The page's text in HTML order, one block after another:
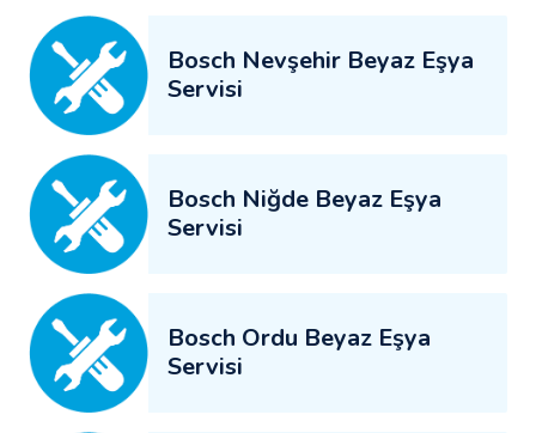
Bosch Nevşehir Beyaz Eşya
Servisi
Bosch Niğde Beyaz Eşya
Servisi
Bosch Ordu Beyaz Eşya
Servisi